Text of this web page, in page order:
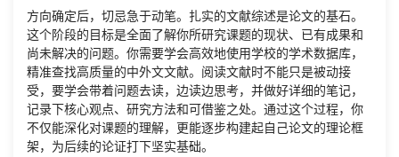
方向确定后，切忌急于动笔。扎实的文献综述是论文的基石。
这个阶段的目标是全面了解你所研究课题的现状、已有成果和
尚未解决的问题。你需要学会高效地使用学校的学术数据库，
精准查找高质量的中外文文献。阅读文献时不能只是被动接
受，要学会带着问题去读，边读边思考，并做好详细的笔记，
记录下核心观点、研究方法和可借鉴之处。通过这个过程，你
不仅能深化对课题的理解，更能逐步构建起自己论文的理论框
架，为后续的论证打下坚实基础。